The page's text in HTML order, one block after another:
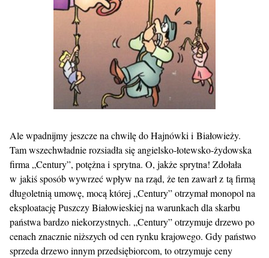
Ale wpadnijmy jeszcze na chwilę do Hajnówki i Białowieży.
Tam wszechwładnie rozsiadła się angielsko-łotewsko-żydowska
firma „Century”, potężna i sprytna. O, jakże sprytna! Zdołała
w jakiś sposób wywrzeć wpływ na rząd, że ten zawarł z tą firmą
długoletnią umowę, mocą której „Century” otrzymał monopol na
eksploatację Puszczy Białowieskiej na warunkach dla skarbu
państwa bardzo niekorzystnych. „Century” otrzymuje drzewo po
cenach znacznie niższych od cen rynku krajowego. Gdy państwo
sprzeda drzewo innym przedsiębiorcom, to otrzymuje ceny